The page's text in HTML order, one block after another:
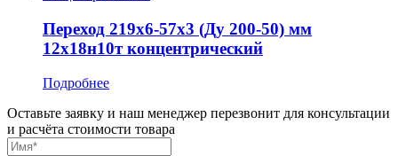
Переход 219x6-57x3 (Ду 200-50) мм
12х18н10т концентрический
Подробнее
Оставьте заявку и наш менеджер перезвонит для консультации
и расчёта стоимости товара